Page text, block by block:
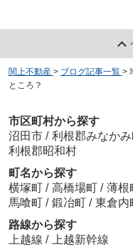
関上不動産 > ブログ記事一覧 >
ところ？
市区町村から探す
沼田市 / 利根郡みなか
利根郡昭和村
町名から探す
横塚町 / 高橋場町 / 薄根
馬喰町 / 鍛冶町 / 東倉内
路線から探す
上越線 /
上越新幹線